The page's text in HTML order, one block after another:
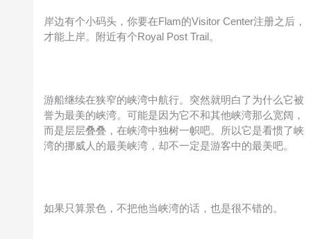
岸边有个小码头，你要在Flam的Visitor Center注册之后，
才能上岸。附近有个Royal Post Trail。
游船继续在狭窄的峡湾中航行。突然就明白了为什么它被
誉为最美的峡湾。可能是因为它不和其他峡湾那么宽阔，
而是层层叠叠，在峡湾中独树一帜吧。所以它是看惯了峡
湾的挪威人的最美峡湾，却不一定是游客中的最美吧。
如果只算景色，不把他当峡湾的话，也是很不错的。